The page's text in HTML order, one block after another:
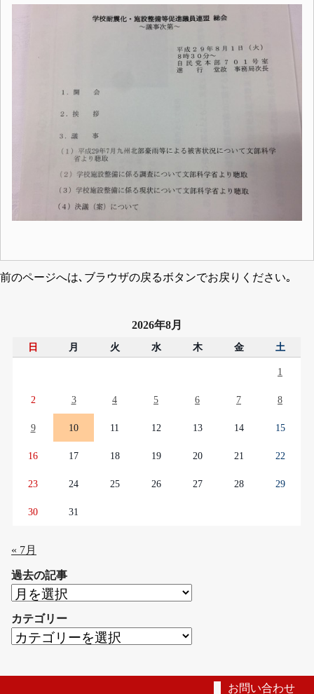
前のページへは､ブラウザの戻るボタンでお戻りください｡
2026年8月
日 月 火 水 木 金 土
1
2 3 4 5 6 7 8
9 10 11 12 13 14 15
16 17 18 19 20 21 22
23 24 25 26 27 28 29
30 31
« 7月
過去の記事
過
の
記
カテゴリー
カ
お問い合わせ